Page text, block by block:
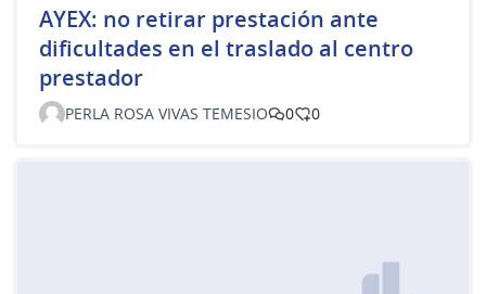
AYEX: no retirar prestación ante
dificultades en el traslado al centro
prestador
PERLA ROSA VIVAS TEMESIO 0 0